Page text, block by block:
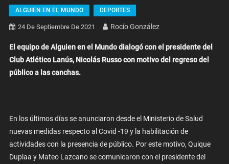
ALGUIEN EN EL MUNDO DEPORTES
24 De Septiembre De 2021 Rocío González
El equipo de Alguien en el Mundo dialogó con el presidente del
Club Atlético Lanús, Nicolás Russo con motivo del regreso del
público a las canchas.
En los últimos días se anunciaron desde el Ministerio de Salud
nuevas medidas respecto al Covid -19 y la habilitación de
actividades con la presencia de público. Por este motivo, Quique
Duplaa y Mateo Lazcano se comunicaron con el presidente del